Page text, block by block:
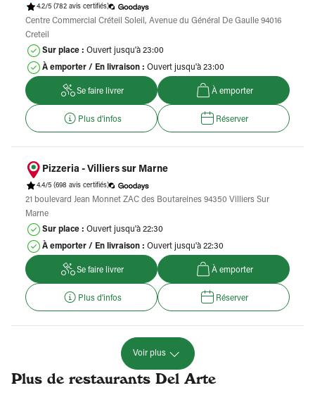
4.2/5 (782 avis certifiés)
Centre Commercial Créteil Soleil, Avenue du Général De Gaulle 94016
Creteil
Sur place : Ouvert jusqu'à 23:00
À emporter / En livraison : Ouvert jusqu'à 23:00
Se faire livrer À emporter
Plus d'infos Réserver
Pizzeria - Villiers sur Marne
4.4/5 (698 avis certifiés)
21 boulevard Jean Monnet ZAC des Boutareines 94350 Villiers Sur
Marne
Sur place : Ouvert jusqu'à 22:30
À emporter / En livraison : Ouvert jusqu'à 22:30
Se faire livrer À emporter
Plus d'infos Réserver
Voir plus
Plus de restaurants Del Arte